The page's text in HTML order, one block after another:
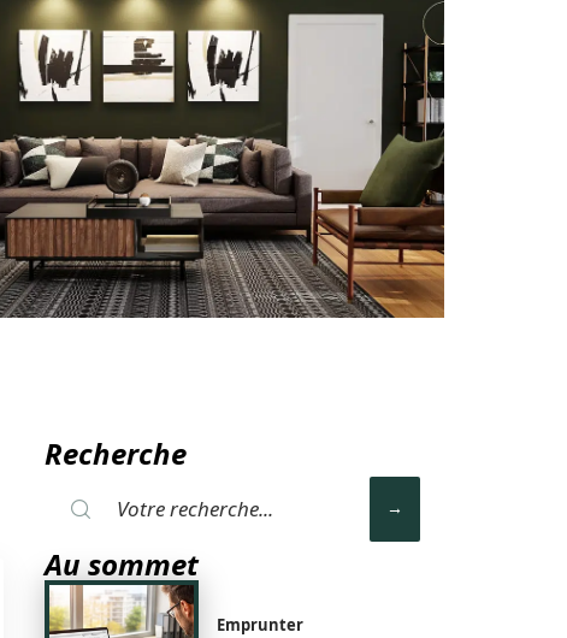
Recherche
Au sommet
Emprunter